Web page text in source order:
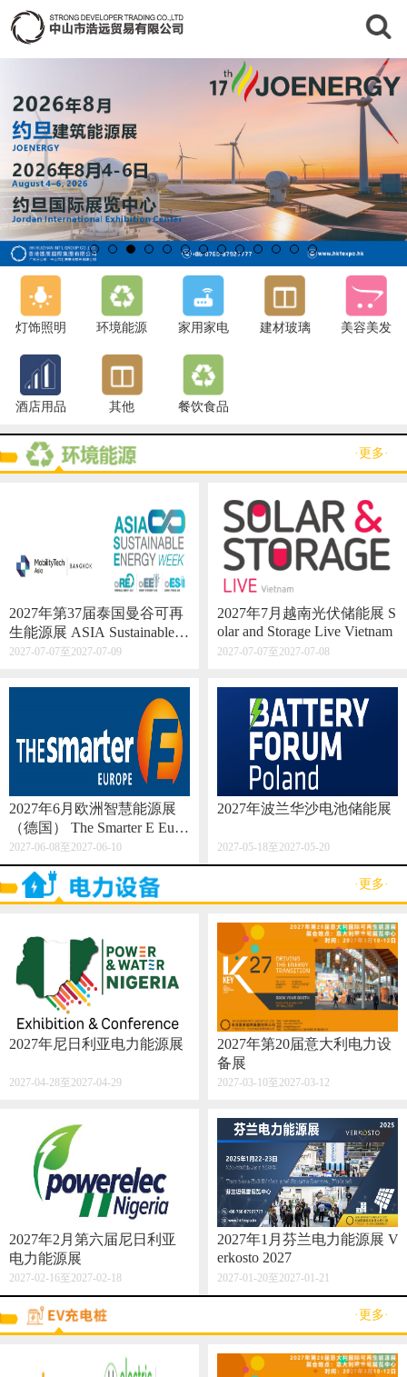
灯饰照明 环境能源 家用家电 建材玻璃 美容美发
酒店用品 其他 餐饮食品
·更多·
2027年第37届泰国曼谷可再
生能源展 ASIA Sustainable E
nergy Week
2027-07-07至2027-07-09
2027年7月越南光伏储能展 S
olar and Storage Live Vietnam
2027-07-07至2027-07-08
2027年6月欧洲智慧能源展
（德国） The Smarter E Euro
pe 2027
2027-06-08至2027-06-10
2027年波兰华沙电池储能展
2027-05-18至2027-05-20
·更多·
2027年尼日利亚电力能源展
2027-04-28至2027-04-29
2027年第20届意大利电力设
备展
2027-03-10至2027-03-12
2027年2月第六届尼日利亚
电力能源展
2027-02-16至2027-02-18
2027年1月芬兰电力能源展 V
erkosto 2027
2027-01-20至2027-01-21
·更多·